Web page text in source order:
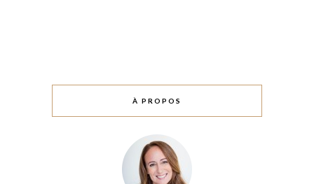
À PROPOS